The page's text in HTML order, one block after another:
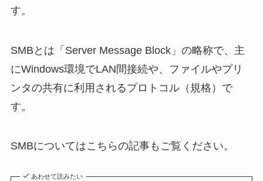
す。
SMBとは「Server Message Block」の略称で、主
にWindows環境でLAN間接続や、ファイルやプリ
ンタの共有に利用されるプロトコル（規格）で
す。
SMBについてはこちらの記事もご覧ください。
あわせて読みたい